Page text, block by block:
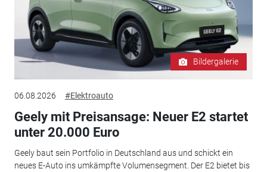
Bildergalerie
06.08.2026 #Elektroauto
Geely mit Preisansage: Neuer E2 startet
unter 20.000 Euro
Geely baut sein Portfolio in Deutschland aus und schickt ein
neues E-Auto ins umkämpfte Volumensegment. Der E2 bietet bis